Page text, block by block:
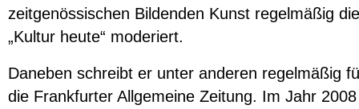
zeitgenössischen Bildenden Kunst regelmäßig
„Kultur heute“ moderiert.
Daneben schreibt er unter anderen regelmäßig
die Frankfurter Allgemeine Zeitung. Im Jahr